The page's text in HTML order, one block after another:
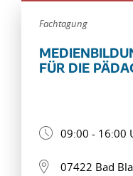
Fachtagung
FÜR DIE
09:00 - 16:00
07422 Bad